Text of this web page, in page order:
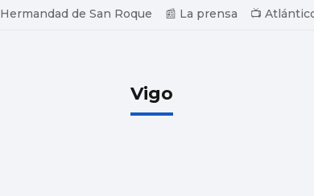
Hermandad de San Roque 📰 La prensa 📺
Vigo